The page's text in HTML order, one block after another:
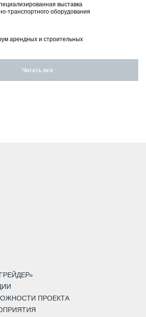
выставка
транспортного оборудования
арендных и строительных
Читать все
ПРОЕКТА